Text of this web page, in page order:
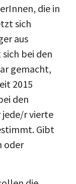
die in
sich
aus
bei den
gemacht,
2015
den
jede/r vierte
Gibt
oder